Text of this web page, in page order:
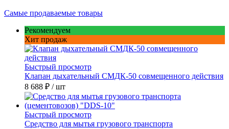
Самые продаваемые товары
Рекомендуем
Хит продаж
Быстрый просмотр
Клапан дыхательный СМДК-50 совмещенного действия
8 688 ₽ / шт
Быстрый просмотр
Средство для мытья грузового транспорта